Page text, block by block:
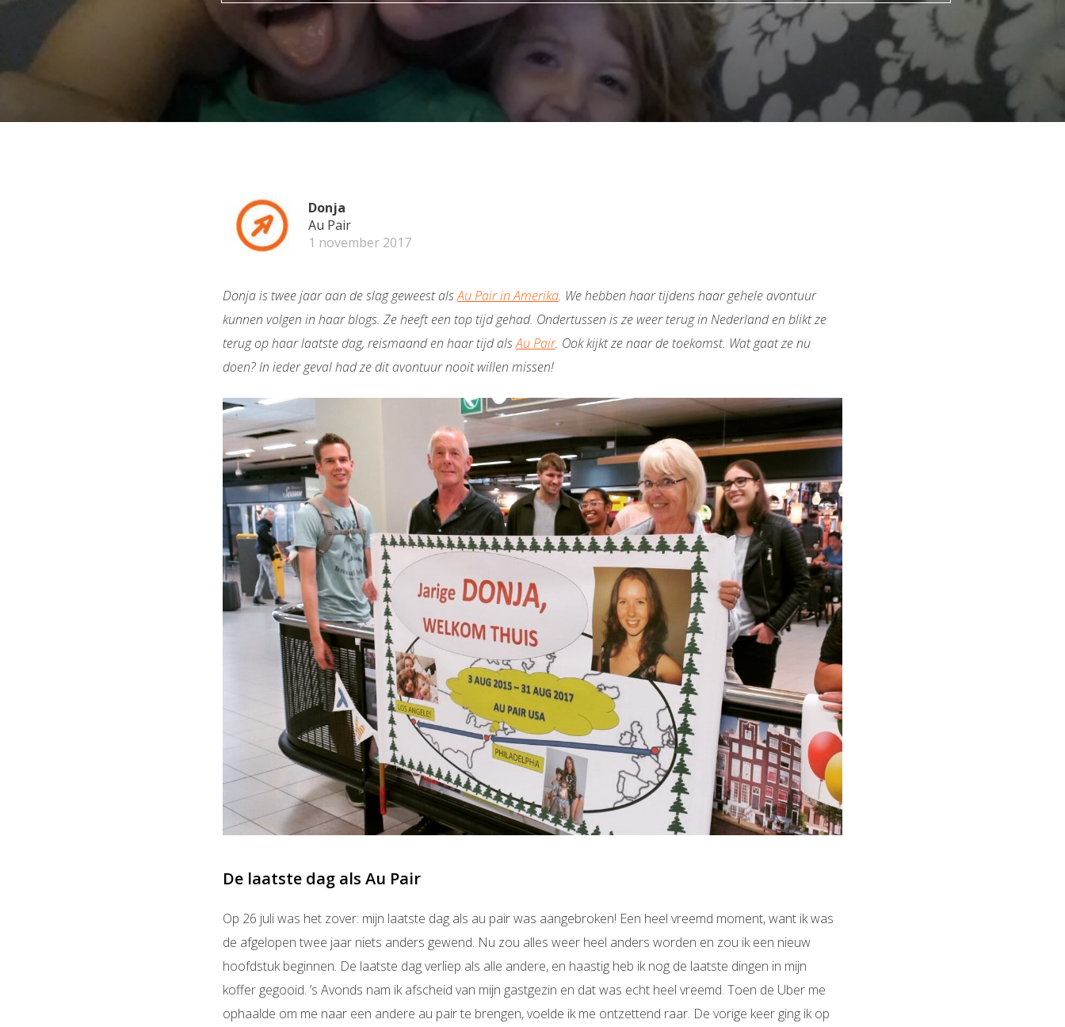
Donja
Au Pair
1 november 2017
Donja is twee jaar aan de slag geweest alsAu Pair in Amerika. We hebben haar tijdens haar gehele avontuur
kunnen volgen in haar blogs. Ze heeft een top tijd gehad. Ondertussen is ze weer terug in Nederland en blikt ze
terug op haar laatste dag, reismaand en haar tijd alsAu Pair. Ook kijkt ze naar de toekomst. Wat gaat ze nu
doen? In ieder geval had ze dit avontuur nooit willen missen!
De laatste dag als Au Pair
Op 26 juli was het zover: mijn laatste dag als au pair was aangebroken! Een heel vreemd moment, want ik was
de afgelopen twee jaar niets anders gewend. Nu zou alles weer heel anders worden en zou ik een nieuw
hoofdstuk beginnen. De laatste dag verliep als alle andere, en haastig heb ik nog de laatste dingen in mijn
koffer gegooid. ’s Avonds nam ik afscheid van mijn gastgezin en dat was echt heel vreemd. Toen de Uber me
ophaalde om me naar een andere au pair te brengen, voelde ik me ontzettend raar. De vorige keer ging ik op